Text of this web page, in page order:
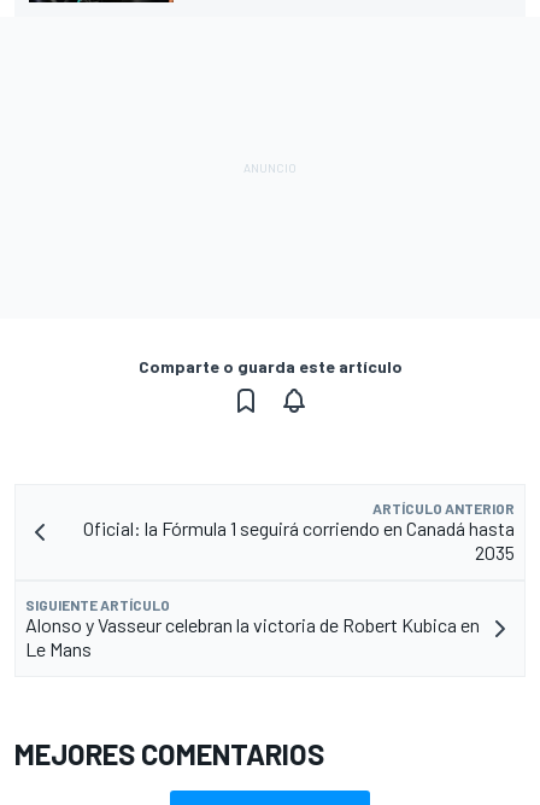
Comparte o guarda este artículo
ARTÍCULO ANTERIOR
Oficial: la Fórmula 1 seguirá corriendo en Canadá hasta
2035
SIGUIENTE ARTÍCULO
Alonso y Vasseur celebran la victoria de Robert Kubica en
Le Mans
MEJORES COMENTARIOS